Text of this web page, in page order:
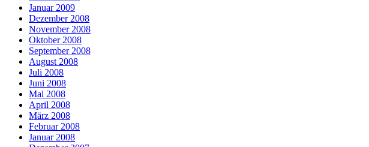
Januar 2009
Dezember 2008
November 2008
Oktober 2008
September 2008
August 2008
Juli 2008
Juni 2008
Mai 2008
April 2008
März 2008
Februar 2008
Januar 2008